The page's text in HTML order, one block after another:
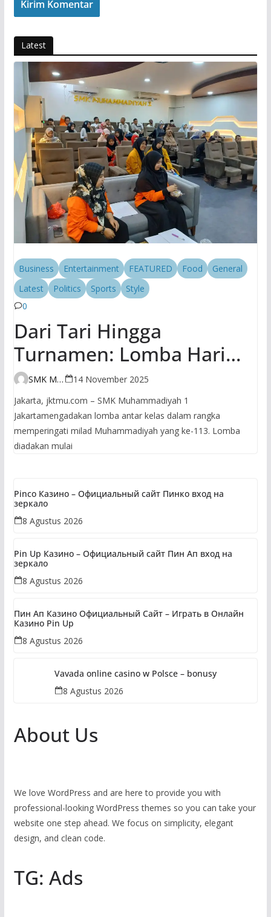
Latest
Business Entertainment FEATURED Food
General
Latest
Politics Sports
Style
0
Dari Tari Hingga
Turnamen: Lomba Hari
Kedua SMK
Muhammadiyah 1 Jakarta
Bikin Milad
Muhammadiyah Makin
SMK Muhammadiyah 1 Jakarta
14 November 2025
Jakarta, jktmu.com – SMK Muhammadiyah 1
Jakartamengadakan lomba antar kelas dalam rangka
memperingati milad Muhammadiyah yang ke-113. Lomba
diadakan mulai
Pinco Казино – Официальный сайт Пинко вход на
зеркало
8 Agustus 2026
Pin Up Казино – Официальный сайт Пин Ап вход на
зеркало
8 Agustus 2026
Пин Ап Казино Официальный Сайт – Играть в Онлайн
Казино Pin Up
8 Agustus 2026
Vavada online casino w Polsce – bonusy
8 Agustus 2026
About Us
We love WordPress and are here to provide you with
professional-looking WordPress themes so you can take your
website one step ahead. We focus on simplicity, elegant
design, and clean code.
TG: Ads